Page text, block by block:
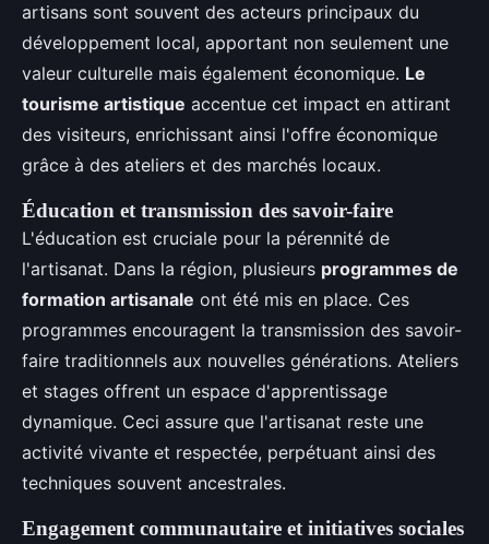
artisans sont souvent des acteurs principaux du
développement local, apportant non seulement une
valeur culturelle mais également économique. Le
tourisme artistique accentue cet impact en attirant
des visiteurs, enrichissant ainsi l'offre économique
grâce à des ateliers et des marchés locaux.
Éducation et transmission des savoir-faire
L'éducation est cruciale pour la pérennité de
l'artisanat. Dans la région, plusieurs programmes de
formation artisanale ont été mis en place. Ces
programmes encouragent la transmission des savoir-
faire traditionnels aux nouvelles générations. Ateliers
et stages offrent un espace d'apprentissage
dynamique. Ceci assure que l'artisanat reste une
activité vivante et respectée, perpétuant ainsi des
techniques souvent ancestrales.
Engagement communautaire et initiatives sociales